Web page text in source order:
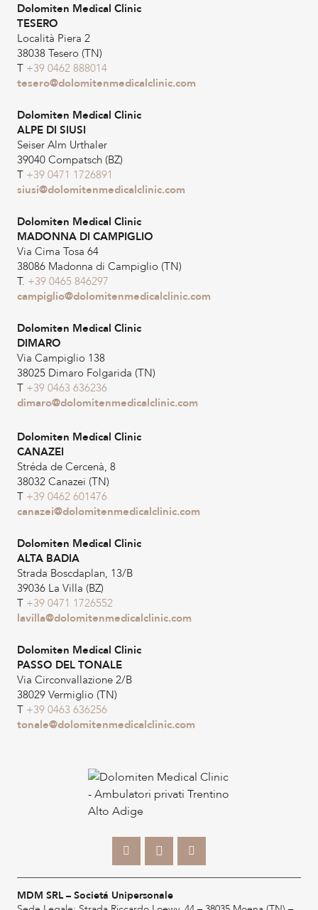
Dolomiten Medical Clinic
TESERO
Località Piera 2
38038 Tesero (TN)
T +39 0462 888014
tesero@dolomitenmedicalclinic.com
Dolomiten Medical Clinic
ALPE DI SIUSI
Seiser Alm Urthaler
39040 Compatsch (BZ)
T +39 0471 1726891
siusi@dolomitenmedicalclinic.com
Dolomiten Medical Clinic
MADONNA DI CAMPIGLIO
Via Cima Tosa 64
38086 Madonna di Campiglio (TN)
T. +39 0465 846297
campiglio@dolomitenmedicalclinic.com
Dolomiten Medical Clinic
DIMARO
Via Campiglio 138
38025 Dimaro Folgarida (TN)
T +39 0463 636236
dimaro@dolomitenmedicalclinic.com
Dolomiten Medical Clinic
CANAZEI
Stréda de Cercenà, 8
38032 Canazei (TN)
T +39 0462 601476
canazei@dolomitenmedicalclinic.com
Dolomiten Medical Clinic
ALTA BADIA
Strada Boscdaplan, 13/B
39036 La Villa (BZ)
T +39 0471 1726552
lavilla@dolomitenmedicalclinic.com
Dolomiten Medical Clinic
PASSO DEL TONALE
Via Circonvallazione 2/B
38029 Vermiglio (TN)
T +39 0463 636256
tonale@dolomitenmedicalclinic.com
MDM SRL – Societá Unipersonale